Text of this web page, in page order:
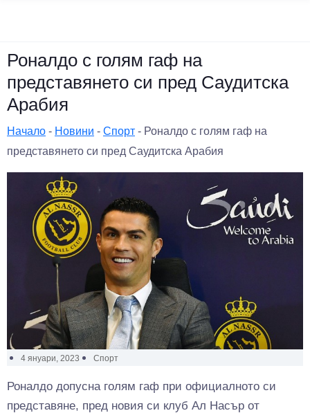
Роналдо с голям гаф на
представянето си пред Саудитска
Арабия
Начало - Новини - Спорт - Роналдо с голям гаф на
представянето си пред Саудитска Арабия
4 януари, 2023 Спорт
Роналдо допусна голям гаф при официалното си
представяне, пред новия си клуб Ал Насър от